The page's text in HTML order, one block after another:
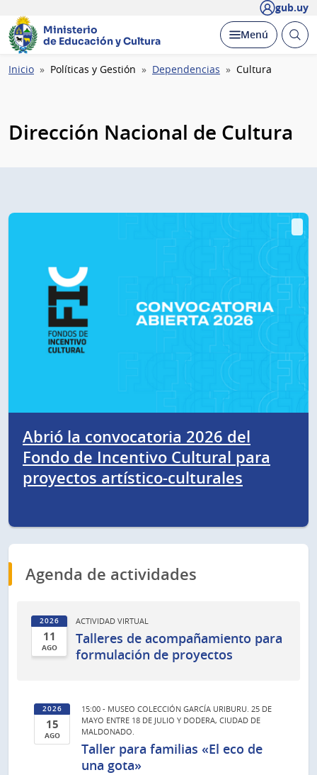
gub.uy
Ministerio
de Educación y Cultura
Desplegar
Menú Abrir
Ruta
Inicio Políticas y Gestión Dependencias Cultura
Dirección Nacional de Cultura
Abrió la convocatoria 2026 del
Fondo de Incentivo Cultural para
proyectos artístico-culturales
Agenda de actividades
2026
11
AGO
del
2026
ACTIVIDAD VIRTUAL
Talleres de acompañamiento para
formulación de proyectos
2026
15
AGO
15:00 - MUSEO COLECCIÓN GARCÍA URIBURU. 25 DE
MAYO ENTRE 18 DE JULIO Y DODERA, CIUDAD DE
MALDONADO.
Taller para familias «El eco de
una gota»